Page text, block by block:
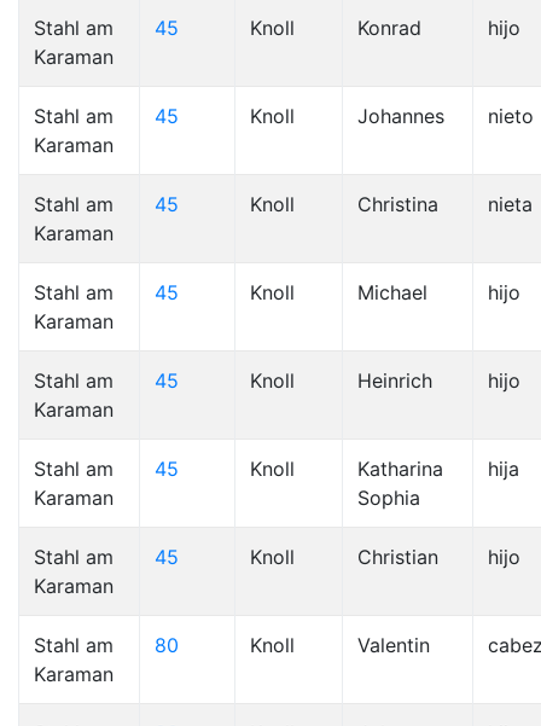
Stahl am
Karaman
45 Knoll Konrad hijo
Stahl am
Karaman
45 Knoll Johannes nieto
Stahl am
Karaman
45 Knoll Christina nieta
Stahl am
Karaman
45 Knoll Michael hijo
Stahl am
Karaman
45 Knoll Heinrich hijo
Stahl am
Karaman
45 Knoll
Katharina
Sophia
hija
Stahl am
Karaman
45 Knoll Christian hijo
Stahl am
Karaman
80 Knoll Valentin